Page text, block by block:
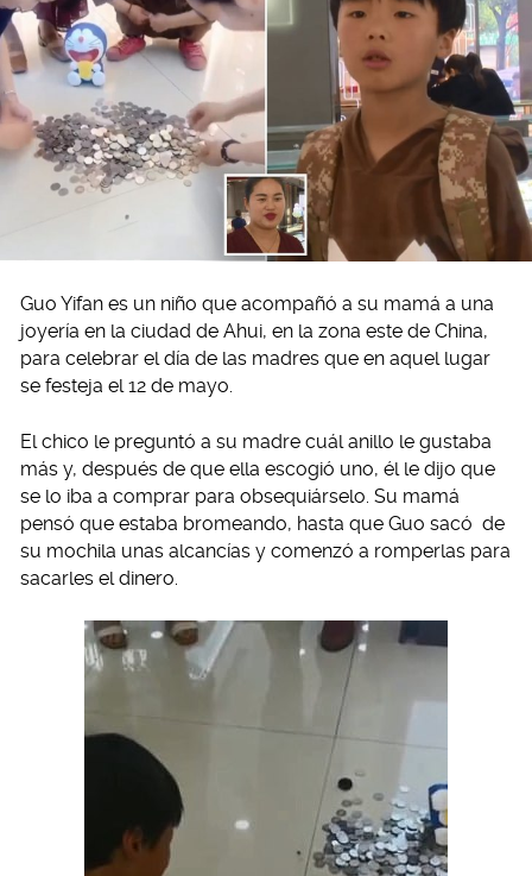
Guo Yifan es un niño que acompañó a su mamá a una
joyería en la ciudad de Ahui, en la zona este de China,
para celebrar el día de las madres que en aquel lugar
se festeja el 12 de mayo.
El chico le preguntó a su madre cuál anillo le gustaba
más y, después de que ella escogió uno, él le dijo que
se lo iba a comprar para obsequiárselo. Su mamá
pensó que estaba bromeando, hasta que Guo sacó de
su mochila unas alcancías y comenzó a romperlas para
sacarles el dinero.